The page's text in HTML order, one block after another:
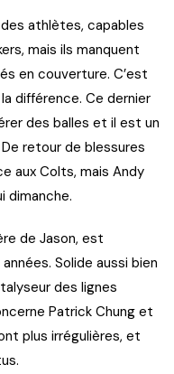
athlètes, capables
mais ils manquent
en couverture. C’est
différence. Ce dernier
des balles et il est un
retour de blessures
aux Colts, mais Andy
dimanche.
de Jason, est
Solide aussi bien
des lignes
Patrick Chung et
plus irrégulières, et